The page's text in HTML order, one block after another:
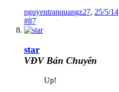
nguyentranquangz27, 25/5/14
#87
star
VĐV Bán Chuyên
Up!